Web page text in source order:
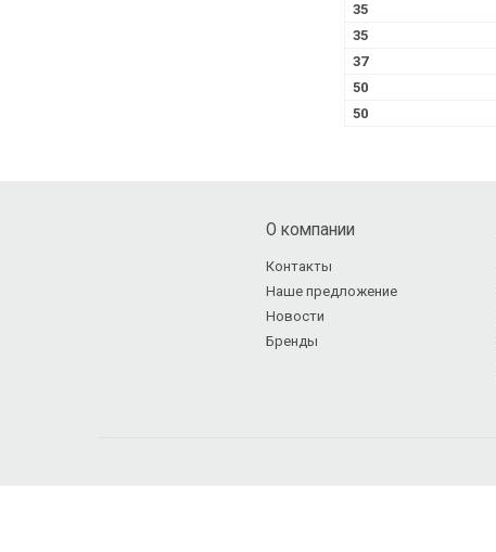
35
35
37
50
50
О компании
Контакты
Наше предложение
Новости
Бренды